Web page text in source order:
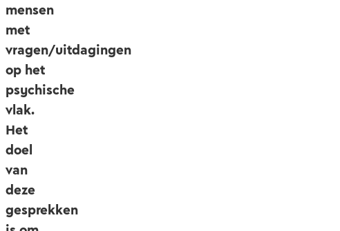
mensen
met
vragen/uitdagingen
op het
psychische
vlak.
Het
doel
van
deze
gesprekken